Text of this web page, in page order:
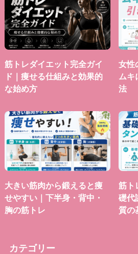
筋トレダイエット完全ガイ
ド｜痩せる仕組みと効果的
な始め方
女性
ムキ
法
大きい筋肉から鍛えると痩
せやすい｜下半身・背中・
胸の筋トレ
筋ト
礎代
質の
カテゴリー